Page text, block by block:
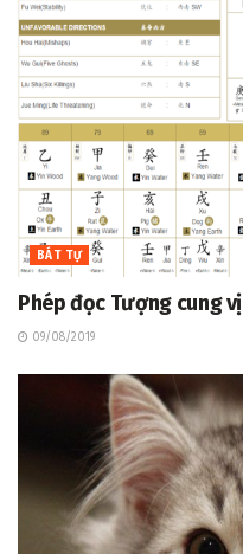
BÁT TỰ
Phép đọc Tượng cung vị
09/08/2019